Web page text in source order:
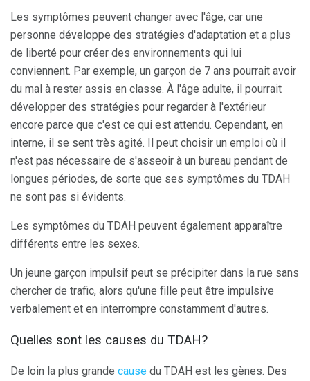
Les symptômes peuvent changer avec l'âge, car une
personne développe des stratégies d'adaptation et a plus
de liberté pour créer des environnements qui lui
conviennent. Par exemple, un garçon de 7 ans pourrait avoir
du mal à rester assis en classe. À l'âge adulte, il pourrait
développer des stratégies pour regarder à l'extérieur
encore parce que c'est ce qui est attendu. Cependant, en
interne, il se sent très agité. Il peut choisir un emploi où il
n'est pas nécessaire de s'asseoir à un bureau pendant de
longues périodes, de sorte que ses symptômes du TDAH
ne sont pas si évidents.
Les symptômes du TDAH peuvent également apparaître
différents entre les sexes.
Un jeune garçon impulsif peut se précipiter dans la rue sans
chercher de trafic, alors qu'une fille peut être impulsive
verbalement et en interrompre constamment d'autres.
Quelles sont les causes du TDAH?
De loin la plus grande cause du TDAH est les gènes. Des